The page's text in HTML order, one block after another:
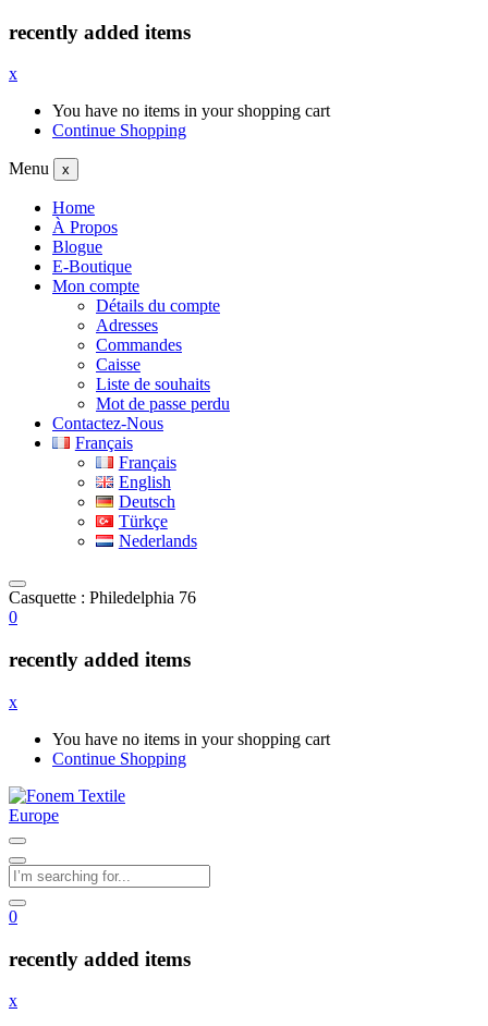
recently added items
x
You have no items in your shopping cart
Continue Shopping
Menu x
Home
À Propos
Blogue
E-Boutique
Mon compte
Détails du compte
Adresses
Commandes
Caisse
Liste de souhaits
Mot de passe perdu
Contactez-Nous
Français
Français
English
Deutsch
Türkçe
Nederlands
Casquette : Philedelphia 76
0
recently added items
x
You have no items in your shopping cart
Continue Shopping
0
recently added items
x